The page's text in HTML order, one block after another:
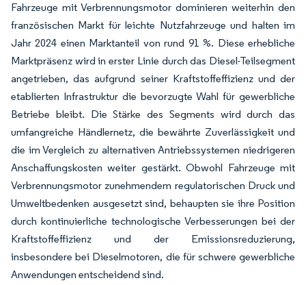
Fahrzeuge mit Verbrennungsmotor dominieren weiterhin den
französischen Markt für leichte Nutzfahrzeuge und halten im
Jahr 2024 einen Marktanteil von rund 91 %. Diese erhebliche
Marktpräsenz wird in erster Linie durch das Diesel-Teilsegment
angetrieben, das aufgrund seiner Kraftstoffeffizienz und der
etablierten Infrastruktur die bevorzugte Wahl für gewerbliche
Betriebe bleibt. Die Stärke des Segments wird durch das
umfangreiche Händlernetz, die bewährte Zuverlässigkeit und
die im Vergleich zu alternativen Antriebssystemen niedrigeren
Anschaffungskosten weiter gestärkt. Obwohl Fahrzeuge mit
Verbrennungsmotor zunehmendem regulatorischen Druck und
Umweltbedenken ausgesetzt sind, behaupten sie ihre Position
durch kontinuierliche technologische Verbesserungen bei der
Kraftstoffeffizienz und der Emissionsreduzierung,
insbesondere bei Dieselmotoren, die für schwere gewerbliche
Anwendungen entscheidend sind.